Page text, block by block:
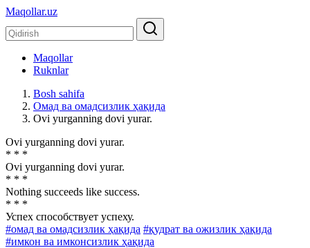
Maqollar.uz
Maqollar
Ruknlar
Bosh sahifa
Омад ва омадсизлик ҳақида
Ovi yurganning dovi yurar.
Ovi yurganning dovi yurar.
* * *
Ovi yurganning dovi yurar.
* * *
Nothing succeeds like success.
* * *
Успех способствует успеху.
#омад ва омадсизлик ҳақида #қудрат ва ожизлик ҳақида
#имкон ва имконсизлик ҳақида